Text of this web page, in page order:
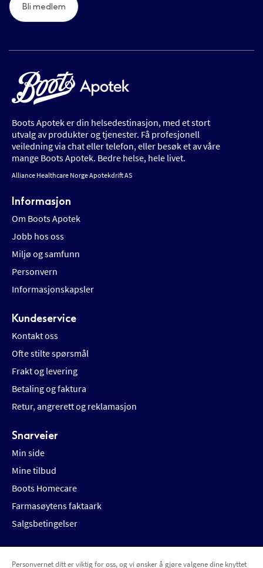
Bli medlem
Boots Apotek er din helsedestinasjon, med et stort
utvalg av produkter og tjenester. Få profesjonell
veiledning via chat eller telefon, eller besøk et av våre
mange Boots Apotek. Bedre helse, hele livet.
Alliance Healthcare Norge Apotekdrift AS
Informasjon
Om Boots Apotek
Jobb hos oss
Miljø og samfunn
Personvern
Informasjonskapsler
Kundeservice
Kontakt oss
Ofte stilte spørsmål
Frakt og levering
Betaling og faktura
Retur, angrerett og reklamasjon
Snarveier
Min side
Mine tilbud
Boots Homecare
Farmasøytens faktaark
Salgsbetingelser
Personvernet ditt er viktig for oss, og vi ønsker å gjøre valgene dine knyttet